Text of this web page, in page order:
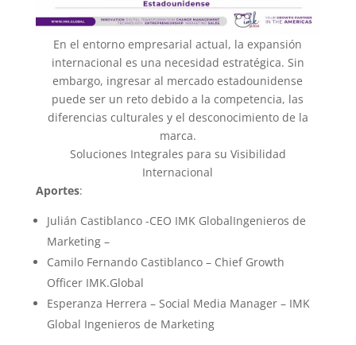
En el entorno empresarial actual, la expansión
internacional es una necesidad estratégica. Sin
embargo, ingresar al mercado estadounidense
puede ser un reto debido a la competencia, las
diferencias culturales y el desconocimiento de la
marca.
Soluciones Integrales para su Visibilidad
Internacional
Aportes:
Julián Castiblanco -CEO IMK GlobalIngenieros de
Marketing –
Camilo Fernando Castiblanco – Chief Growth
Officer IMK.Global
Esperanza Herrera – Social Media Manager – IMK
Global Ingenieros de Marketing